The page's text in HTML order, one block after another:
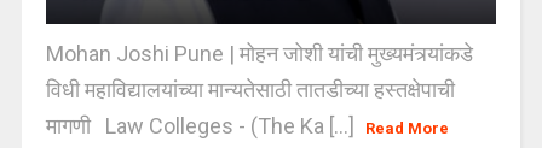
Mohan Joshi Pune | मोहन जोशी यांची मुख्यमंत्र्यांकडे
विधी महाविद्यालयांच्या मान्यतेसाठी तातडीच्या हस्तक्षेपाची
मागणी Law Colleges - (The Ka [...]
Read More